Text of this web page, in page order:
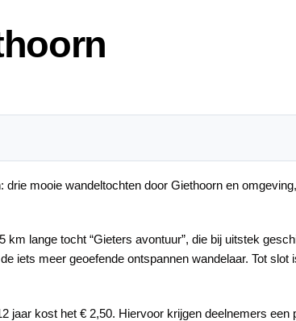
mooie wandeltochten door Giethoorn en
lange tocht “Gieters avontuur”, die bij uitstek
iets meer geoefende ontspannen wandelaar. Tot slot
jaar kost het € 2,50. Hiervoor krijgen deelnemers een